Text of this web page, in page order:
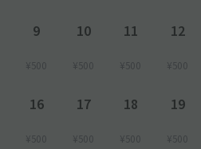
9
¥500
10
¥500
11
¥500
12
¥500
16
¥500
17
¥500
18
¥500
19
¥500